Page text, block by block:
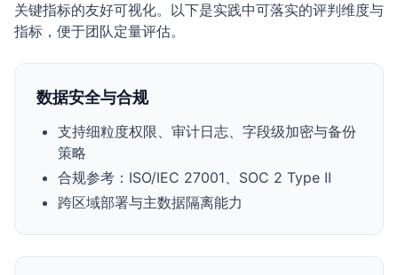
关键指标的友好可视化。以下是实践中可落实的评判维度与
指标，便于团队定量评估。
数据安全与合规
支持细粒度权限、审计日志、字段级加密与备份
策略
合规参考：ISO/IEC 27001、SOC 2 Type II
跨区域部署与主数据隔离能力